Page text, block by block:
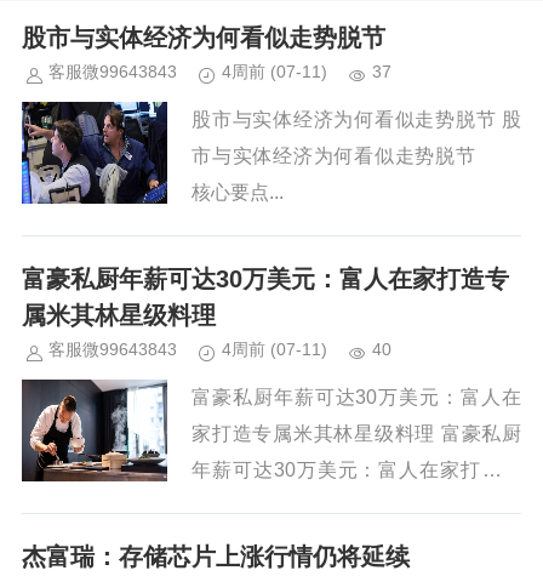
股市与实体经济为何看似走势脱节
客服微99643843 4周前 (07-11) 37
股市与实体经济为何看似走势脱节 股
市与实体经济为何看似走势脱节
核心要点...
富豪私厨年薪可达30万美元：富人在家打造专
属米其林星级料理
客服微99643843 4周前 (07-11) 40
富豪私厨年薪可达30万美元：富人在
家打造专属米其林星级料理 富豪私厨
年薪可达30万美元：富人在家打造专
杰富瑞：存储芯片上涨行情仍将延续